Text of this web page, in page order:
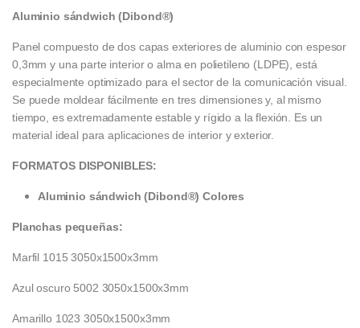
Aluminio sándwich (Dibond®)
Panel compuesto de dos capas exteriores de aluminio con espesor
0,3mm y una parte interior o alma en polietileno (LDPE), está
especialmente optimizado para el sector de la comunicación visual.
Se puede moldear fácilmente en tres dimensiones y, al mismo
tiempo, es extremadamente estable y rígido a la flexión. Es un
material ideal para aplicaciones de interior y exterior.
FORMATOS DISPONIBLES:
Aluminio sándwich (Dibond®) Colores
Planchas pequeñas:
Marfil 1015 3050x1500x3mm
Azul oscuro 5002 3050x1500x3mm
Amarillo 1023 3050x1500x3mm